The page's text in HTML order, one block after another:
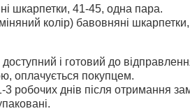
шкарпетки, 41-45, одна пара.
колір) бавовняні
і готовий до
оплачується покупцем.
робочих днів після отримання